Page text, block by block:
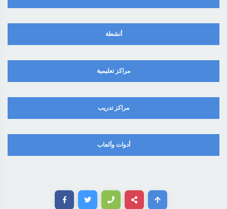
أنشطة
مراكز تعليمية
مراكز تدريب
أدوات وألعاب